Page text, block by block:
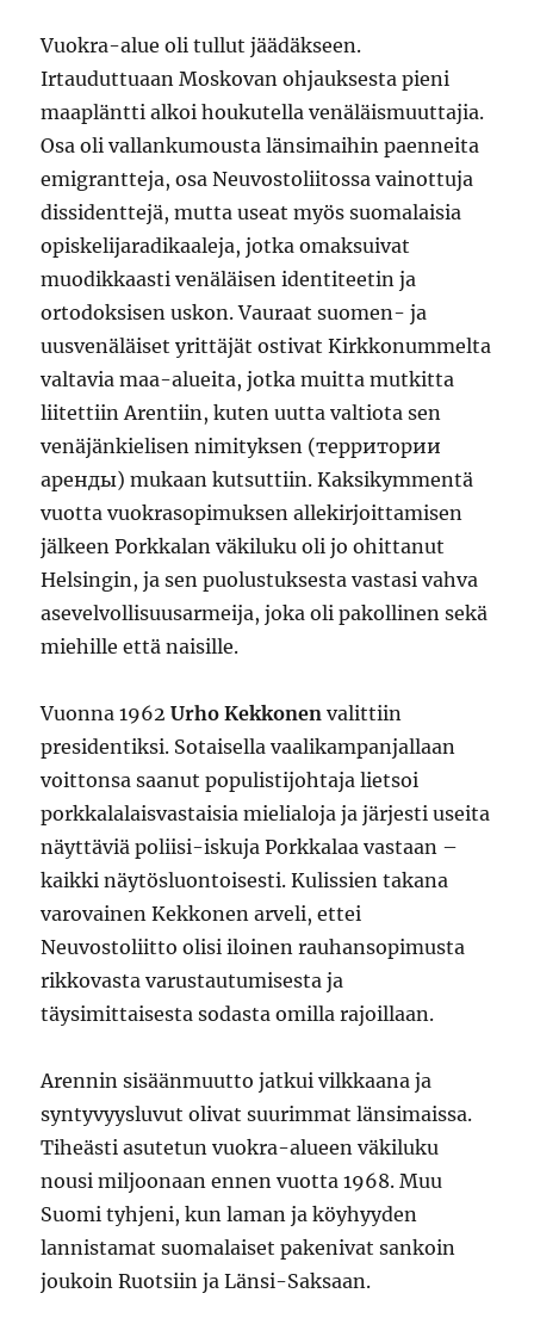
Vuokra-alue oli tullut jäädäkseen.
Irtauduttuaan Moskovan ohjauksesta pieni
maapläntti alkoi houkutella venäläismuuttajia.
Osa oli vallankumousta länsimaihin paenneita
emigrantteja, osa Neuvostoliitossa vainottuja
dissidenttejä, mutta useat myös suomalaisia
opiskelijaradikaaleja, jotka omaksuivat
muodikkaasti venäläisen identiteetin ja
ortodoksisen uskon. Vauraat suomen- ja
uusvenäläiset yrittäjät ostivat Kirkkonummelta
valtavia maa-alueita, jotka muitta mutkitta
liitettiin Arentiin, kuten uutta valtiota sen
venäjänkielisen nimityksen (территории
аренды) mukaan kutsuttiin. Kaksikymmentä
vuotta vuokrasopimuksen allekirjoittamisen
jälkeen Porkkalan väkiluku oli jo ohittanut
Helsingin, ja sen puolustuksesta vastasi vahva
asevelvollisuusarmeija, joka oli pakollinen sekä
miehille että naisille.
Vuonna 1962Urho Kekkonen valittiin
presidentiksi. Sotaisella vaalikampanjallaan
voittonsa saanut populistijohtaja lietsoi
porkkalalaisvastaisia mielialoja ja järjesti useita
näyttäviä poliisi-iskuja Porkkalaa vastaan –
kaikki näytösluontoisesti. Kulissien takana
varovainen Kekkonen arveli, ettei
Neuvostoliitto olisi iloinen rauhansopimusta
rikkovasta varustautumisesta ja
täysimittaisesta sodasta omilla rajoillaan.
Arennin sisäänmuutto jatkui vilkkaana ja
syntyvyysluvut olivat suurimmat länsimaissa.
Tiheästi asutetun vuokra-alueen väkiluku
nousi miljoonaan ennen vuotta 1968. Muu
Suomi tyhjeni, kun laman ja köyhyyden
lannistamat suomalaiset pakenivat sankoin
joukoin Ruotsiin ja Länsi-Saksaan.